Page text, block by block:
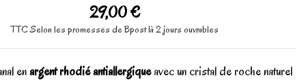
29,00 €
TTCSelon les promesses de Bpost 1à 2 jours ouvrables
enargent rhodié antiallergiqueavec un cristal de roche naturel